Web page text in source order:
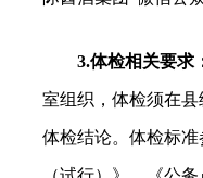
3.体检相关要求
室组织，体检须在
体检结论。体检标